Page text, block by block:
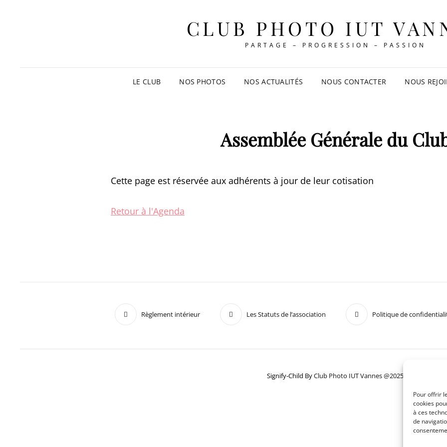
Pour offrir
cookies
à ces
de
CLUB PHOTO IUT
PARTAGE – PROGRESSION – PASSION
LE CLUB NOS PHOTOS NOS ACTUALITÉS NOUS CONTACTER NOUS
Assemblée Générale du
Cette page est réservée aux adhérents à jour de leur cotisation
Retour à l'Agenda
Règlement intérieur Les Statuts de l’association Politique de
Signify-Child ByClub Photo IUT Vannes @2025